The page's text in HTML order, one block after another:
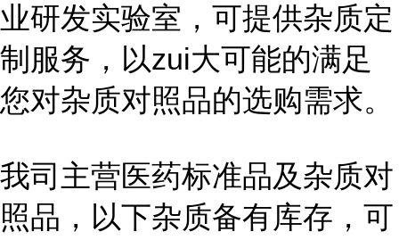
业研发实验室，可提供杂质定
制服务，以zui大可能的满足
您对杂质对照品的选购需求。
我司主营医药标准品及杂质对
照品，以下杂质备有库存，可